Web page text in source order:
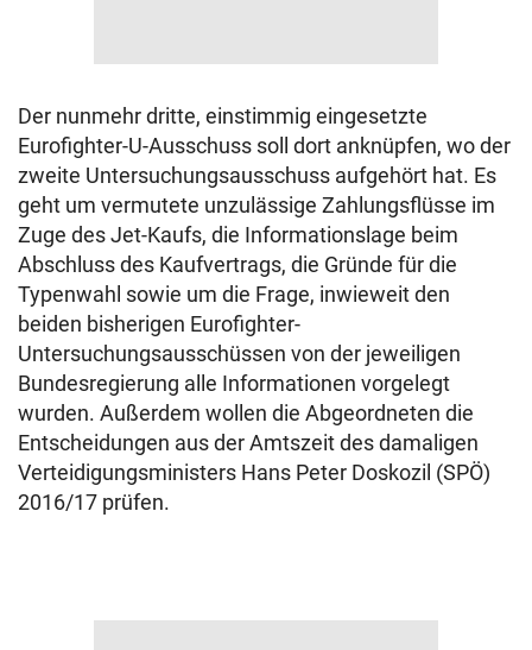
Der nunmehr dritte, einstimmig eingesetzte
Eurofighter-U-Ausschuss soll dort anknüpfen, wo der
zweite Untersuchungsausschuss aufgehört hat. Es
geht um vermutete unzulässige Zahlungsflüsse im
Zuge des Jet-Kaufs, die Informationslage beim
Abschluss des Kaufvertrags, die Gründe für die
Typenwahl sowie um die Frage, inwieweit den
beiden bisherigen Eurofighter-
Untersuchungsausschüssen von der jeweiligen
Bundesregierung alle Informationen vorgelegt
wurden. Außerdem wollen die Abgeordneten die
Entscheidungen aus der Amtszeit des damaligen
Verteidigungsministers Hans Peter Doskozil (SPÖ)
2016/17 prüfen.